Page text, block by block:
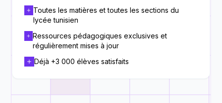
Toutes les matières et toutes les sections du
lycée tunisien
Ressources pédagogiques exclusives et
régulièrement mises à jour
Déjà +3 000 élèves satisfaits